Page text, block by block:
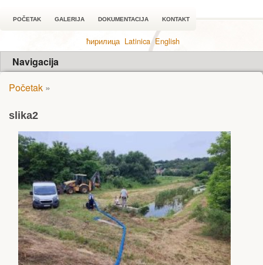
POČETAK GALERIJA DOKUMENTACIJA KONTAKT
ћирилица Latinica English
Navigacija
Početak »
slika2